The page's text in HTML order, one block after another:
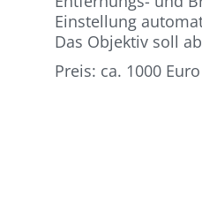
Einstellung
Das Objektiv soll
Preis: ca. 1000 Euro